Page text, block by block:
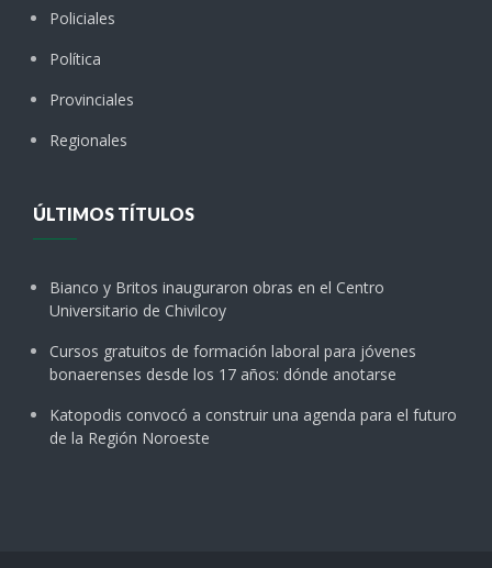
Policiales
Política
Provinciales
Regionales
ÚLTIMOS TÍTULOS
Bianco y Britos inauguraron obras en el Centro
Universitario de Chivilcoy
Cursos gratuitos de formación laboral para jóvenes
bonaerenses desde los 17 años: dónde anotarse
Katopodis convocó a construir una agenda para el futuro
de la Región Noroeste